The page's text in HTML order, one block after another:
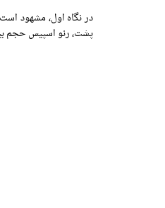
پشت، رنو اسپیس حجم